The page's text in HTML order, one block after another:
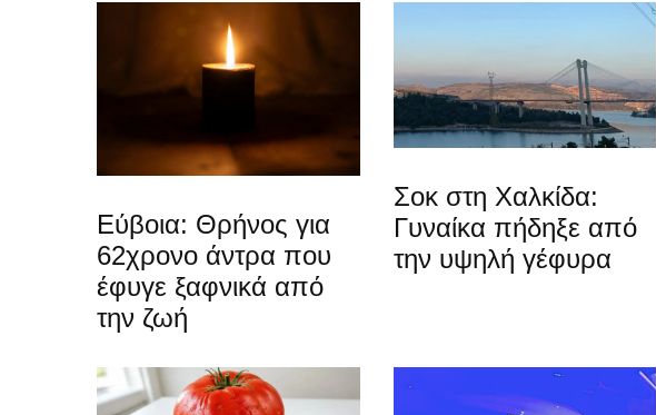
Εύβοια: Θρήνος για
62χρονο άντρα που
έφυγε ξαφνικά από
την ζωή
Σοκ στη Χαλκίδα:
Γυναίκα πήδηξε από
την υψηλή γέφυρα